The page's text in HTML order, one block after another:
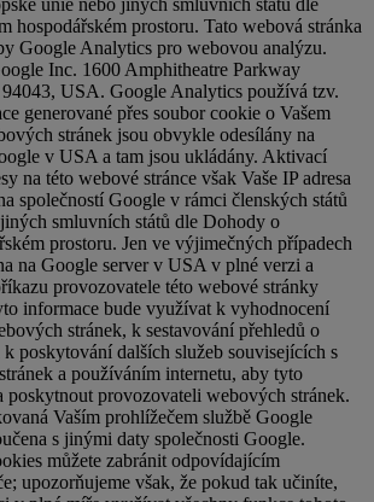
unie nebo jiných smluvních států dle
hospodářském prostoru. Tato webová stránka
Google Analytics pro webovou analýzu.
Inc. 1600 Amphitheatre Parkway
USA. Google Analytics používá tzv.
generované přes soubor cookie o Vašem
stránek jsou obvykle odesílány na
v USA a tam jsou ukládány. Aktivací
na této webové stránce však Vaše IP adresa
společností Google v rámci členských států
smluvních států dle Dohody o
prostoru. Jen ve výjimečných případech
na Google server v USA v plné verzi a
provozovatele této webové stránky
informace bude využívat k vyhodnocení
stránek, k sestavování přehledů o
poskytování dalších služeb souvisejících s
a používáním internetu, aby tyto
poskytnout provozovateli webových stránek.
Vaším prohlížečem službě Google
s jinými daty společnosti Google.
můžete zabránit odpovídajícím
upozorňujeme však, že pokud tak učiníte,